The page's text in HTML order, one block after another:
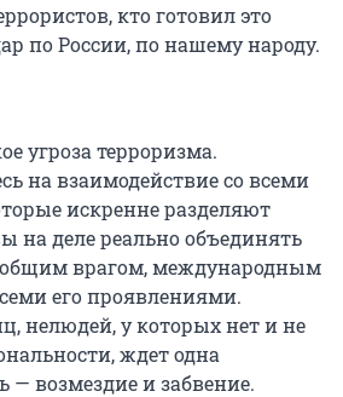
кто готовил это
по России, по нашему народу.
угроза терроризма.
на взаимодействие со всеми
искренне разделяют
на деле реально объединять
общим врагом, международным
его проявлениями.
нелюдей, у которых нет и не
ждет одна
— возмездие и забвение.